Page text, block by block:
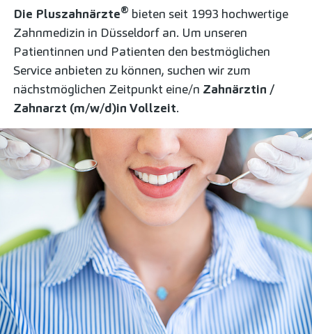
Die Pluszahnärzte® bieten seit 1993 hochwertige
Zahnmedizin in Düsseldorf an. Um unseren
Patientinnen und Patienten den bestmöglichen
Service anbieten zu können, suchen wir zum
nächstmöglichen Zeitpunkt eine/n Zahnärztin /
Zahnarzt (m/w/d)in Vollzeit.